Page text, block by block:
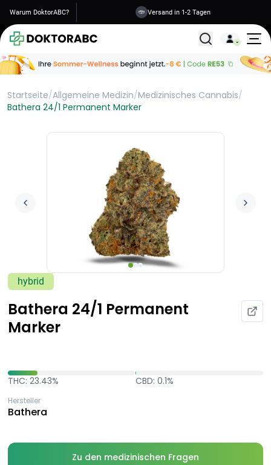
Warum DoktorABC? Versand in 1-2 Tagen
Alle
Startseite/Allgemeine Medizin/Medizinisches Cannabis/
Bathera 24/1 Permanent Marker
hybrid
Bathera 24/1 Permanent
Marker
THC: 23.43% CBD: 0.1%
Hersteller
Bathera
Zu den medizinischen Fragen